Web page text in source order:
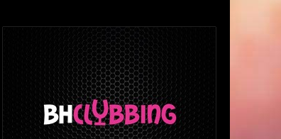
neizbrisiv trag gdje god da se pojavi -
Uz velike hitove poput "Mene ništa ne vadi",
"Sviraj brate", "Zato kradem", "Apsolutna ljubav",
"Lege lege", "Ludi petak", "Vrati mi se nesrećo",
ovaj senzacionalni sastav će raspametiti
Absolute club te napraviti atmosferu apsolutne
ljubavi i neviđene zabave.